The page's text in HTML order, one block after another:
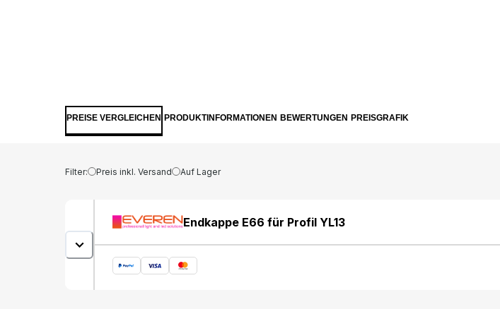
PREISE VERGLEICHEN PRODUKTINFORMATIONEN BEWERTUNGEN PREISGRAFIK
Filter: Preis inkl. Versand Auf Lager
Endkappe E66 für Profil YL13